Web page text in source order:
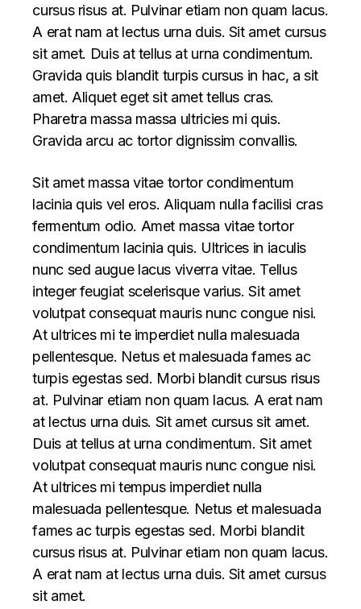
cursus risus at. Pulvinar etiam non quam lacus.
A erat nam at lectus urna duis. Sit amet cursus
sit amet. Duis at tellus at urna condimentum.
Gravida quis blandit turpis cursus in hac, a sit
amet. Aliquet eget sit amet tellus cras.
Pharetra massa massa ultricies mi quis.
Gravida arcu ac tortor dignissim convallis.
Sit amet massa vitae tortor condimentum
lacinia quis vel eros. Aliquam nulla facilisi cras
fermentum odio. Amet massa vitae tortor
condimentum lacinia quis. Ultrices in iaculis
nunc sed augue lacus viverra vitae. Tellus
integer feugiat scelerisque varius. Sit amet
volutpat consequat mauris nunc congue nisi.
At ultrices mi te imperdiet nulla malesuada
pellentesque. Netus et malesuada fames ac
turpis egestas sed. Morbi blandit cursus risus
at. Pulvinar etiam non quam lacus. A erat nam
at lectus urna duis. Sit amet cursus sit amet.
Duis at tellus at urna condimentum. Sit amet
volutpat consequat mauris nunc congue nisi.
At ultrices mi tempus imperdiet nulla
malesuada pellentesque. Netus et malesuada
fames ac turpis egestas sed. Morbi blandit
cursus risus at. Pulvinar etiam non quam lacus.
A erat nam at lectus urna duis. Sit amet cursus
sit amet.